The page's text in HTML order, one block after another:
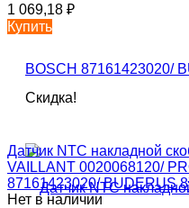
1 069,18 ₽
Купить
Скидка!
Датчик NTC накладной
VAILLANT 0020068120/
87161423020/ BUDERUS
Нет в наличии